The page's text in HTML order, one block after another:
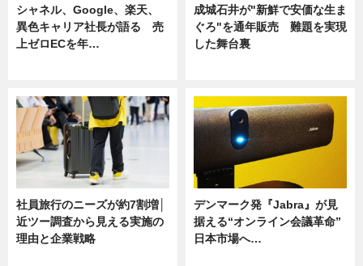
シャネル、Google、楽天、
異色キャリア社長が語る 売
上ゼロECを年…
成城石井が"新鮮で安価な生ま
ぐろ"を通年販売 難題を実現
した舞台裏
社員旅行のニーズが約7割増│
近ツー調査から見える実施の
理由と企業戦略
デンマーク発『Jabra』が見
据える“オンライン会議革命”
日本市場へ…